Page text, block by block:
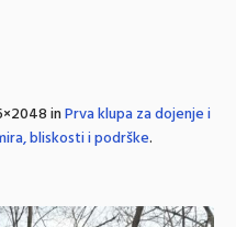
inPrva klupa za dojenje i
bliskosti i podrške.